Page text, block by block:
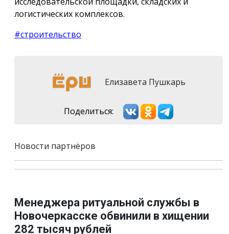
логистических комплексов.
#строительство
Елизавета Пушкарь
Поделиться:
Новости партнёров
Менеджера ритуальной службы в
Новочеркасске обвинили в хищении
282 тысяч рублей